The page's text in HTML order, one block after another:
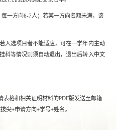
每一方向6-7人；若某一方向名额未满，该
入选项目者不能适应，可在一学年内主动
科等情况则须自动退出，退出后转入中文
表格和相关证明材料的PDF版发送至邮箱
尖+申请方向+学号+姓名。